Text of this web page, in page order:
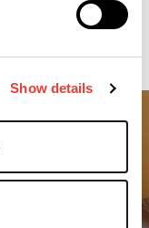
Show details